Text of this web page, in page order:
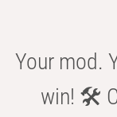
Your mod.
win! 🛠️